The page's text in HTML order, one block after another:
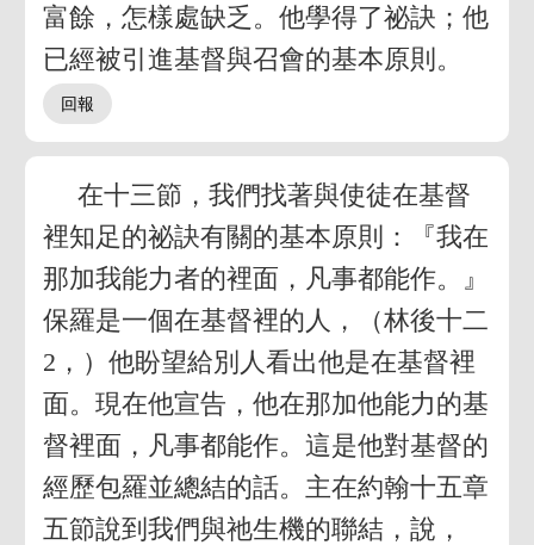
富餘，怎樣處缺乏。他學得了祕訣；他
已經被引進基督與召會的基本原則。
在十三節，我們找著與使徒在基督
裡知足的祕訣有關的基本原則：『我在
那加我能力者的裡面，凡事都能作。』
保羅是一個在基督裡的人，（林後十二
2，）他盼望給別人看出他是在基督裡
面。現在他宣告，他在那加他能力的基
督裡面，凡事都能作。這是他對基督的
經歷包羅並總結的話。主在約翰十五章
五節說到我們與祂生機的聯結，說，